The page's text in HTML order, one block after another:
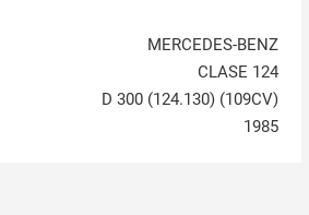
MERCEDES-BENZ
CLASE 124
D 300 (124.130) (109CV)
1985